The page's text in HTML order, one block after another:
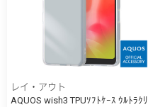
レイ・アウト
AQUOS wish3 TPUｿﾌﾄｹｰｽ ｳﾙﾄﾗｸﾘ